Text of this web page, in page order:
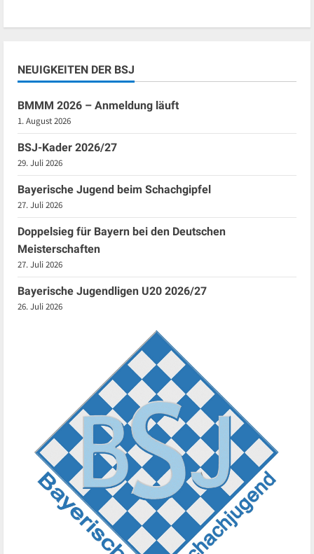
NEUIGKEITEN DER BSJ
BMMM 2026 – Anmeldung läuft
1. August 2026
BSJ-Kader 2026/27
29. Juli 2026
Bayerische Jugend beim Schachgipfel
27. Juli 2026
Doppelsieg für Bayern bei den Deutschen
Meisterschaften
27. Juli 2026
Bayerische Jugendligen U20 2026/27
26. Juli 2026